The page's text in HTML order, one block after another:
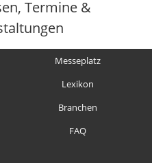
Termine &
Messeplatz
Lexikon
Branchen
FAQ